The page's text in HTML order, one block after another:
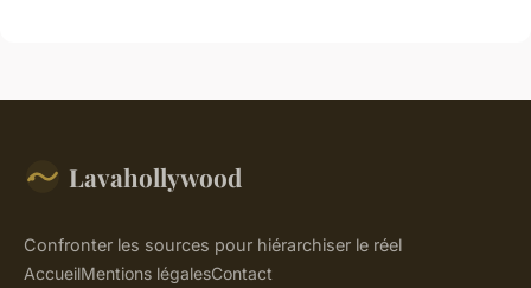
Lavahollywood
Confronter les sources pour hiérarchiser le réel
AccueilMentions légalesContact